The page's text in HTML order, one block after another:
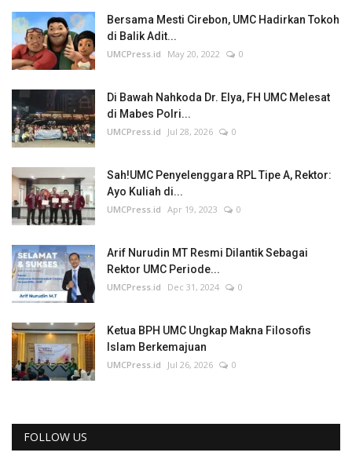
Bersama Mesti Cirebon, UMC Hadirkan Tokoh
di Balik Adit...
UMCPress.id May 20, 2022 0
Di Bawah Nahkoda Dr. Elya, FH UMC Melesat
di Mabes Polri...
UMCPress.id Jul 28, 2026 0
Sah!UMC Penyelenggara RPL Tipe A, Rektor:
Ayo Kuliah di...
UMCPress.id Apr 19, 2023 0
Arif Nurudin MT Resmi Dilantik Sebagai
Rektor UMC Periode...
UMCPress.id Dec 31, 2024 0
Ketua BPH UMC Ungkap Makna Filosofis
Islam Berkemajuan
UMCPress.id Jul 26, 2026 0
FOLLOW US